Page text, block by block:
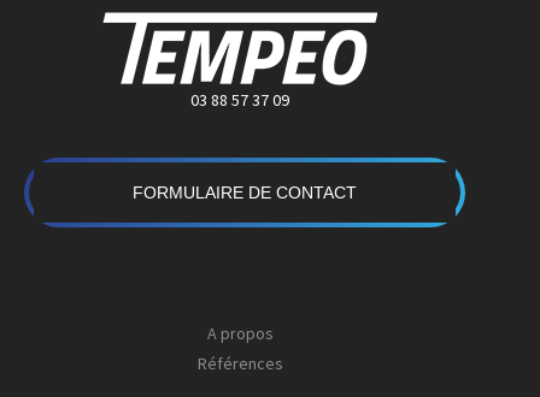
03 88 57 37 09
FORMULAIRE DE CONTACT
A propos
Références